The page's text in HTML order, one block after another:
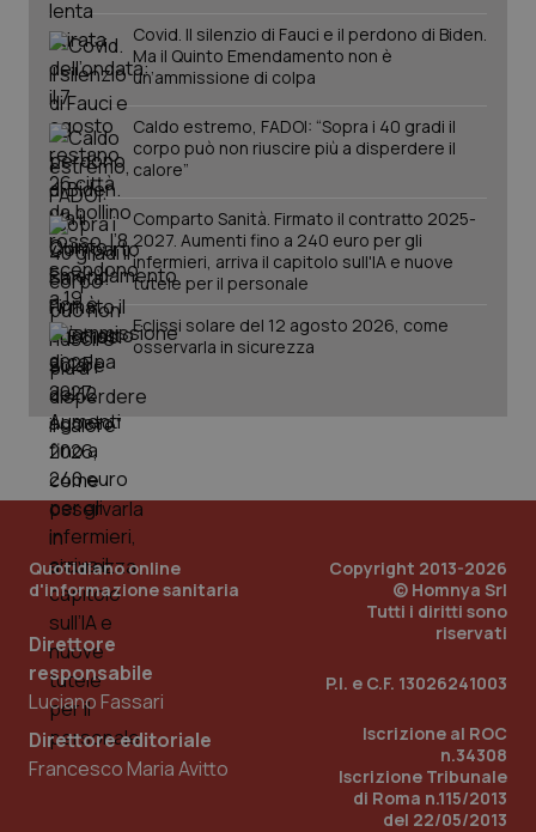
Covid. Il silenzio di Fauci e il perdono di Biden.
Ma il Quinto Emendamento non è
un’ammissione di colpa
Caldo estremo, FADOI: “Sopra i 40 gradi il
corpo può non riuscire più a disperdere il
calore”
Comparto Sanità. Firmato il contratto 2025-
2027. Aumenti fino a 240 euro per gli
infermieri, arriva il capitolo sull'IA e nuove
tutele per il personale
Eclissi solare del 12 agosto 2026, come
osservarla in sicurezza
Quotidiano online
d'informazione sanitaria
Direttore
responsabile
Luciano Fassari
Direttore editoriale
Francesco Maria Avitto
Copyright 2013-2026
© Homnya Srl
Tutti i diritti sono
riservati
P.I. e C.F. 13026241003
Iscrizione al ROC
n.34308
Iscrizione Tribunale
di Roma n.115/2013
del 22/05/2013